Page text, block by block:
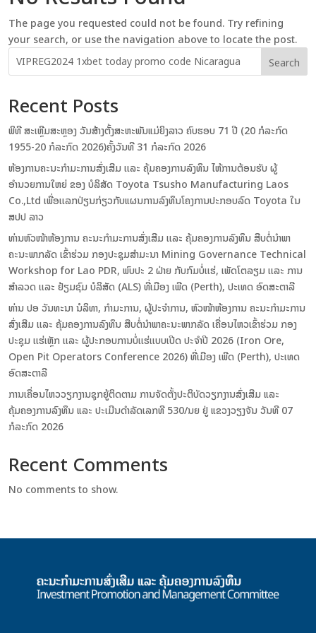
The page you requested could not be found. Try refining
your search, or use the navigation above to locate the post.
Search
Recent Posts
ພິທີ ສະເຫຼີມສະຫຼອງ ວັນສ້າງຕັ້ງສະຫະພັນແມ່ຍິງລາວ ຄົບຮອບ 71 ປີ (20 ກໍລະກົດ
1955-20 ກໍລະກົດ 2026)ຄັ້ງວັນທີ 31 ກໍລະກົດ 2026
ຫ້ອງການຄະນະກຳມະການສົ່ງເສີມ ເເລະ ຄຸ້ມຄອງການລົງທຶນ ໄຫ້ການຕ້ອນຮັບ ຜູ້
ອຳນວຍການໃຫຍ່ ຂອງ ບໍລິສັດ Toyota Tsusho Manufacturing Laos
Co.,Ltd ເພື່ອເເລກປ່ຽນກ່ຽວກັບແຜນການລົງທຶນໂຄງການປະກອບລົດ Toyota ໃນ
ສປປ ລາວ
ທ່ານຫົວໜ້າຫ້ອງການ ຄະນະກຳມະການສົ່ງເສີມ ເເລະ ຄຸ້ມຄອງການລົງທຶນ ສືບຕໍ່ນຳພາ
ຄະນະພາກລັດ ເຂົ້າຮ່ວມ ກອງປະຊຸມສໍາມະນາ Mining Governance Technical
Workshop for Lao PDR, ພົບປະ 2 ຝ່າຍ ກັບກົມບໍ່ເເຮ່, ເພັດໂຕລຽມ ເເລະ ການ
ສຳລວດ ເເລະ ຢ້ຽມຊົມ ບໍລິສັດ (ALS) ທີ່ເມືອງ ເພີດ (Perth), ປະເທດ ອົດສະຕາລີ
ທ່ານ ປອ ວັນທະນາ ນໍລິທາ, ກຳມະການ, ຜູ້ປະຈຳການ, ຫົວໜ້າຫ້ອງການ ຄະນະກຳມະການ
ສົ່ງເສີມ ເເລະ ຄຸ້ມຄອງການລົງທຶນ ສືບຕໍ່ນຳພາຄະນະພາກລັດ ເຄື່ອນໄຫວເຂົ້າຮ່ວມ ກອງ
ປະຊຸມ ເເຮ່ເຫຼັກ ເເລະ ຜູ້ປະກອບການບໍ່ເເຮ່ເເບບເປີດ ປະຈຳປີ 2026 (Iron Ore,
Open Pit Operators Conference 2026) ທີ່ເມືອງ ເພີດ (Perth), ປະເທດ
ອົດສະຕາລີ
ການເຄື່ອນໄຫວວຽກງານຊຸກຍູ້ຕິດຕາມ ການຈັດຕັ້ງປະຕິບັດວຽກງານສົ່ງເສີມ ແລະ
ຄຸ້ມຄອງການລົງທຶນ ແລະ ປະເມີນດໍາລັດເລກທີ 530/ນຍ ຢູ່ ແຂວງວຽງຈັນ ວັນທີ 07
ກໍລະກົດ 2026
Recent Comments
No comments to show.